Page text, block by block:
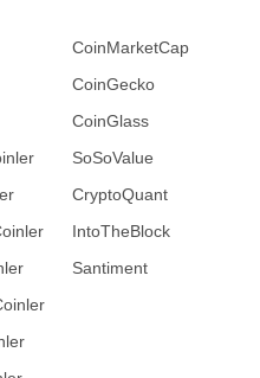
CoinMarketCap
CoinGecko
CoinGlass
SoSoValue
CryptoQuant
IntoTheBlock
Santiment